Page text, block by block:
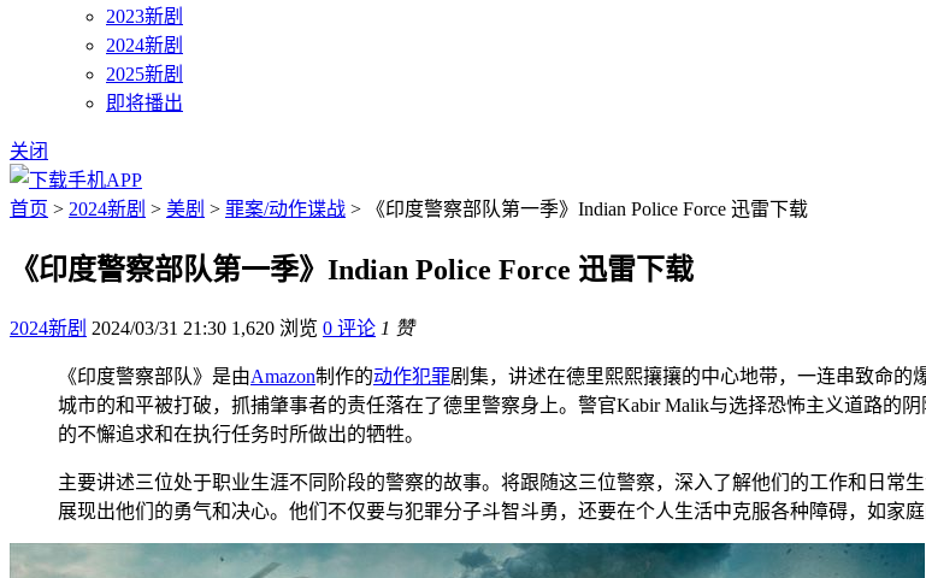
2023新剧
2024新剧
2025新剧
即将播出
关闭
首页 > 2024新剧 > 美剧 > 罪案/动作谍战 > 《印度警察部队第一季》Indian Police Force 迅雷下载
《印度警察部队第一季》Indian Police Force 迅雷下载
2024新剧 2024/03/31 21:30 1,620 浏览 0 评论 1 赞
《印度警察部队》是由Amazon制作的动作犯罪剧集，讲述在德里熙熙攘攘的中心地带，一连串致命
城市的和平被打破，抓捕肇事者的责任落在了德里警察身上。警官Kabir Malik与选择恐怖主义道路的
的不懈追求和在执行任务时所做出的牺牲。
主要讲述三位处于职业生涯不同阶段的警察的故事。将跟随这三位警察，深入了解他们的工作和日常
展现出他们的勇气和决心。他们不仅要与犯罪分子斗智斗勇，还要在个人生活中克服各种障碍，如家